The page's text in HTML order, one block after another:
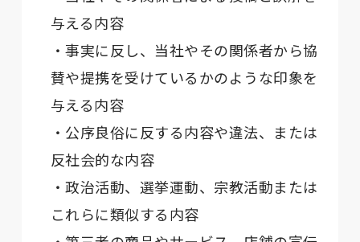
与える内容
・事実に反し、当社やその関係者から協
賛や提携を受けているかのような印象を
与える内容
・公序良俗に反する内容や違法、または
反社会的な内容
・政治活動、選挙運動、宗教活動または
これらに類似する内容